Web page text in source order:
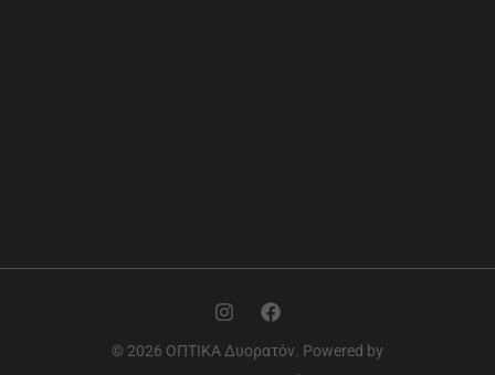
© 2026 ΟΠΤΙΚΑ Δυορατόν. Powered by